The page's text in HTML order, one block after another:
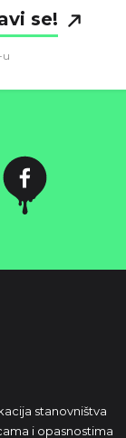
se!
u
stanovništva
i opasnostima